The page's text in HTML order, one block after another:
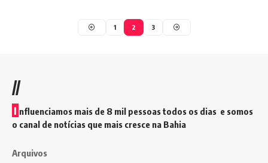
1 2 3
//
I nfluenciamos mais de 8 mil pessoas todos os dias e somos
o canal de notícias que mais cresce na Bahia
Arquivos